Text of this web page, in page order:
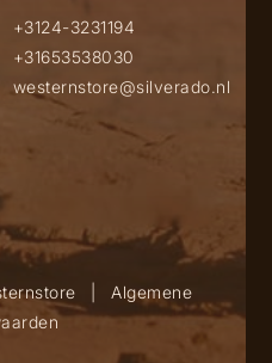
+3124-3231194
+31653538030
westernstore@silverado.nl
Algemene